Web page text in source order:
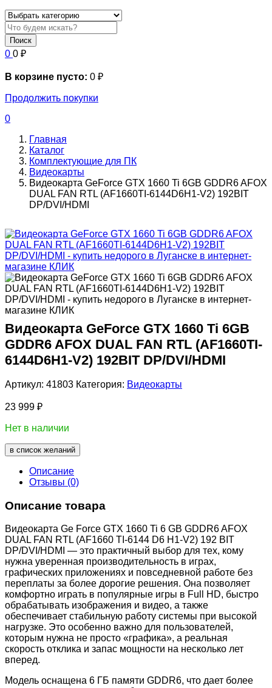
Поиск
0 0 ₽
В корзине пусто: 0 ₽
Продолжить покупки
0
Главная
Каталог
Комплектующие для ПК
Видеокарты
Видеокарта GeForce GTX 1660 Ti 6GB GDDR6 AFOX
DUAL FAN RTL (AF1660TI-6144D6H1-V2) 192BIT
DP/DVI/HDMI
Видеокарта GeForce GTX 1660 Ti 6GB
GDDR6 AFOX DUAL FAN RTL (AF1660TI-
6144D6H1-V2) 192BIT DP/DVI/HDMI
Артикул: 41803 Категория: Видеокарты
23 999 ₽
Нет в наличии
в список желаний
Описание
Отзывы (0)
Описание товара
Видеокарта Ge Force GTX 1660 Ti 6 GB GDDR6 AFOX
DUAL FAN RTL (AF1660 TI-6144 D6 H1-V2) 192 BIT
DP/DVI/HDMI — это практичный выбор для тех, кому
нужна уверенная производительность в играх,
графических приложениях и повседневной работе без
переплаты за более дорогие решения. Она позволяет
комфортно играть в популярные игры в Full HD, быстро
обрабатывать изображения и видео, а также
обеспечивает стабильную работу системы при высокой
нагрузке. Это особенно важно для пользователей,
которым нужна не просто «графика», а реальная
скорость отклика и запас мощности на несколько лет
вперед.
Модель оснащена 6 ГБ памяти GDDR6, что дает более